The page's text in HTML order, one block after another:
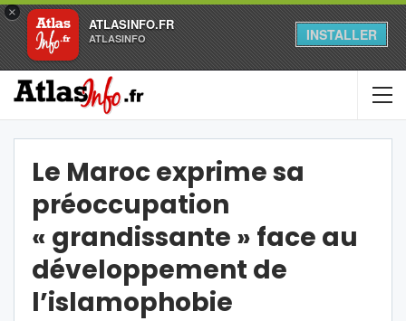
×
ATLASINFO.FR
ATLASINFO INSTALLER
Le Maroc exprime sa
préoccupation
« grandissante » face au
développement de
l’islamophobie